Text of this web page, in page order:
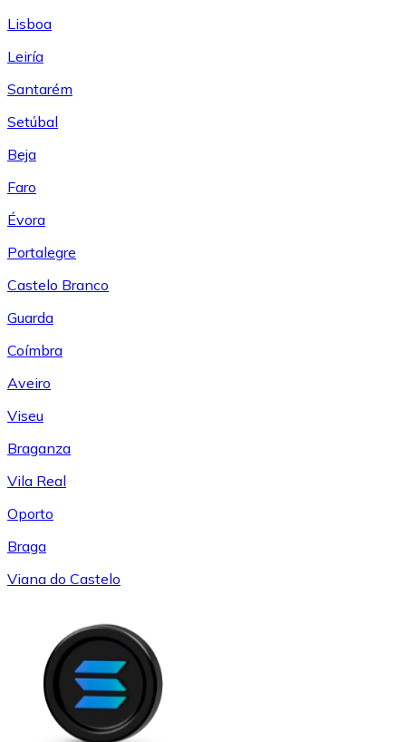
Lisboa
Leiría
Santarém
Setúbal
Beja
Faro
Évora
Portalegre
Castelo Branco
Guarda
Coímbra
Aveiro
Viseu
Braganza
Vila Real
Oporto
Braga
Viana do Castelo